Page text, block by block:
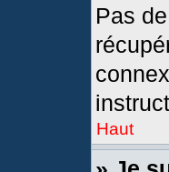
Pas
Haut